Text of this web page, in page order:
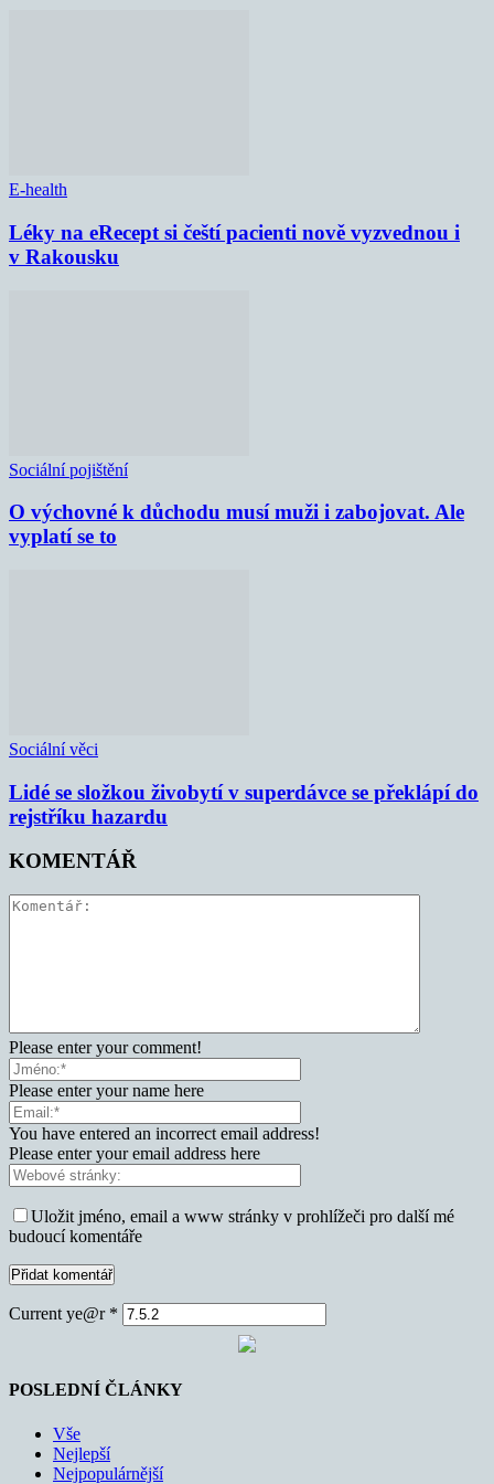
E-health
Léky na eRecept si čeští pacienti nově vyzvednou i
v Rakousku
Sociální pojištění
O výchovné k důchodu musí muži i zabojovat. Ale
vyplatí se to
Sociální věci
Lidé se složkou živobytí v superdávce se překlápí do
rejstříku hazardu
KOMENTÁŘ
Please enter your comment!
Please enter your name here
You have entered an incorrect email address!
Please enter your email address here
Uložit jméno, email a www stránky v prohlížeči pro další mé
budoucí komentáře
Current ye@r *
POSLEDNÍ ČLÁNKY
Vše
Nejlepší
Nejpopulárnější